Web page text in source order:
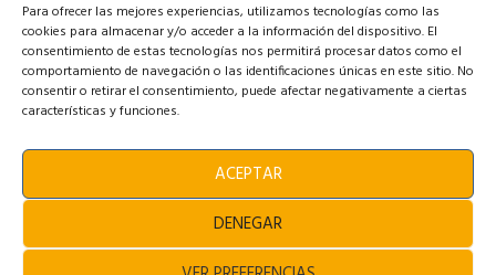
Para ofrecer las mejores experiencias, utilizamos tecnologías como las
cookies para almacenar y/o acceder a la información del dispositivo. El
consentimiento de estas tecnologías nos permitirá procesar datos como el
comportamiento de navegación o las identificaciones únicas en este sitio. No
consentir o retirar el consentimiento, puede afectar negativamente a ciertas
características y funciones.
ACEPTAR
DENEGAR
Puerto Deportivo y Pesquero de Badalona
Local 2-3 Muelle de Ribera
08912 Badalona (Barcelona)
Espana
Tel. +34 931 163 959